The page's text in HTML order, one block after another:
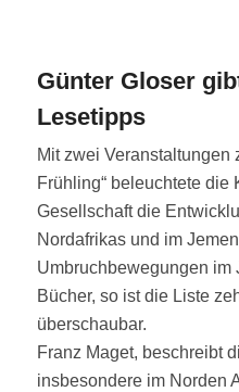
Günter Gloser
Lesetipps
Mit zwei Veranstaltungen
Frühling“ beleuchtete die
Gesellschaft die
Nordafrikas und im
Umbruchbewegungen im
Bücher, so ist die Liste
überschaubar.
Franz Maget, beschreibt
insbesondere im Norden